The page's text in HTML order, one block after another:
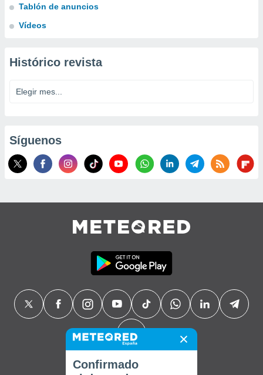
Tablón de anuncios
Vídeos
Histórico revista
Síguenos
Confirmado